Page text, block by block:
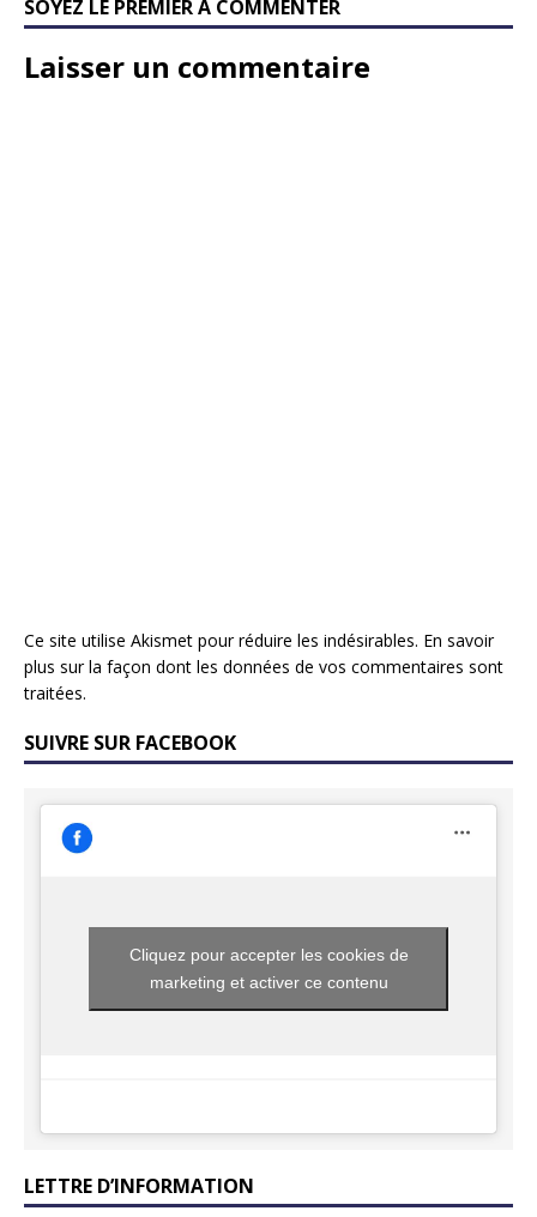
SOYEZ LE PREMIER À COMMENTER
Laisser un commentaire
Ce site utilise Akismet pour réduire les indésirables. En savoir
plus sur la façon dont les données de vos commentaires sont
traitées.
SUIVRE SUR FACEBOOK
Cliquez pour accepter les cookies de
marketing et activer ce contenu
LETTRE D’INFORMATION